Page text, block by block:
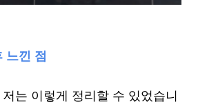
느낀 점
는 이렇게 정리할 수 있었습니